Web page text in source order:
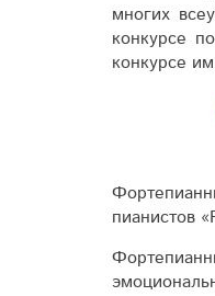
многих
конкурсе
конкурсе
пианистов